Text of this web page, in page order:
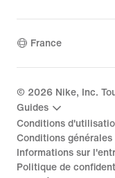
France
© 2026 Nike, Inc.
Guides
Conditions
Conditions générales
Informations sur
Politique de